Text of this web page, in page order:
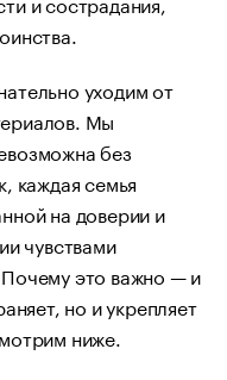
уходим от
Мы
без
каждая семья
на доверии и
чувствами
это важно — и
но и укрепляет
ниже.